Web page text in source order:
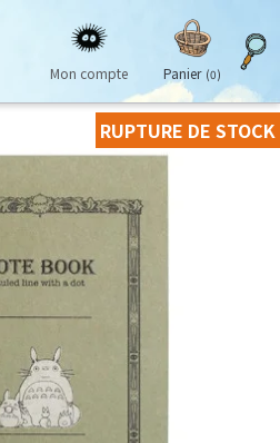
Mon compte Panier (0)
RUPTURE DE STOCK